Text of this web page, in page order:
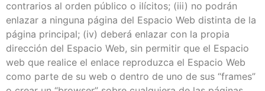
contrarios al orden público o ilícitos; (iii) no podrán
enlazar a ninguna página del Espacio Web distinta de la
página principal; (iv) deberá enlazar con la propia
dirección del Espacio Web, sin permitir que el Espacio
web que realice el enlace reproduzca el Espacio Web
como parte de su web o dentro de uno de sus “frames”